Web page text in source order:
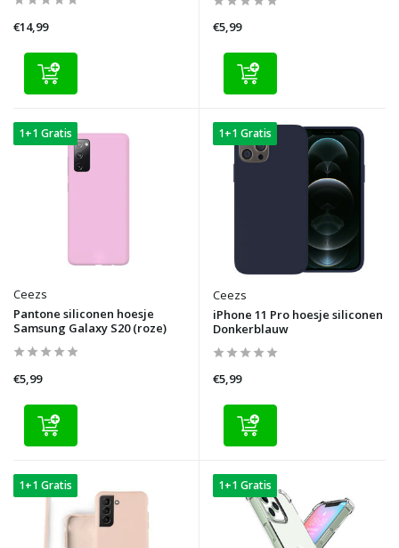
€14,99 €5,99
1+1 Gratis
Ceezs
Pantone siliconen hoesje
Samsung Galaxy S20 (roze)
€5,99
1+1 Gratis
Ceezs
iPhone 11 Pro hoesje siliconen
Donkerblauw
€5,99
1+1 Gratis 1+1 Gratis